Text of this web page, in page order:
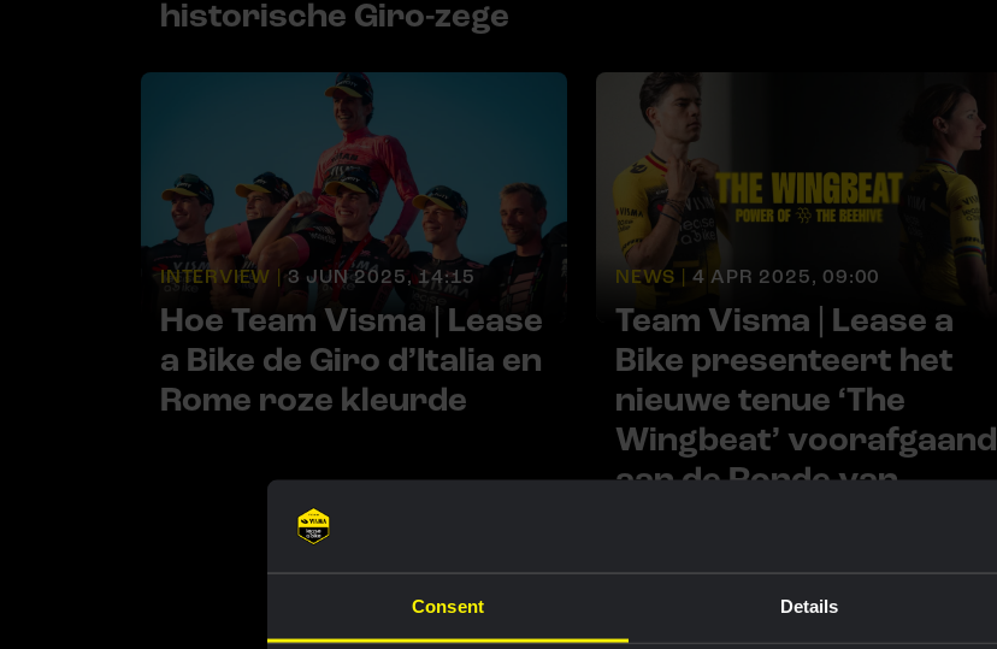
Consent Details
historische Giro-zege
INTERVIEW | 3 JUN 2025, 14:15
Hoe Team Visma | Lease
a Bike de Giro d’Italia en
Rome roze kleurde
NEWS | 4 APR 2025, 09:00
Team Visma | Lease a
Bike presenteert het
nieuwe tenue ‘The
Wingbeat’ voorafgaand
aan de Ronde van